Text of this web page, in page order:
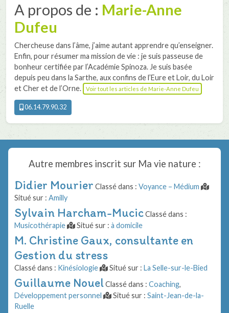
A propos de : Marie-Anne
Dufeu
Chercheuse dans l’âme, j’aime autant apprendre qu’enseigner.
Enfin, pour résumer ma mission de vie : je suis passeuse de
bonheur certifiée par l’Académie Spinoza. Je suis basée
depuis peu dans la Sarthe, aux confins de l’Eure et Loir, du Loir
et Cher et de l’Orne.
Voir tout les articles de Marie-Anne Dufeu
06.14.79.90.32
Autre membres inscrit sur Ma vie nature :
Didier Mourier Classé dans : Voyance – Médium
Situé sur : Amilly
Sylvain Harcham-MucicClassé dans :
Musicothérapie
Situé sur : à domicile
M. Christine Gaux, consultante en
Gestion du stress
Classé dans : Kinésiologie Situé sur : La Selle-sur-le-Bied
Guillaume NouelClassé dans : Coaching,
Développement personnel
Situé sur : Saint-Jean-de-la-
Ruelle